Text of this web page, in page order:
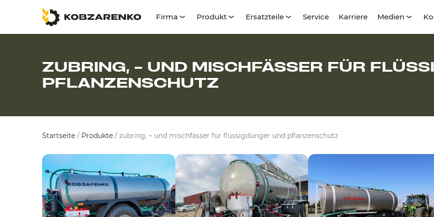
Firma Produkt Ersatzteile Service Karriere Medien
ZUBRING, – UND MISCHFÄSSER FÜR
PFLANZENSCHUTZ
Startseite / Produkte / zubring, – und mischfässer für flüssigdünger und pflanzenschutz